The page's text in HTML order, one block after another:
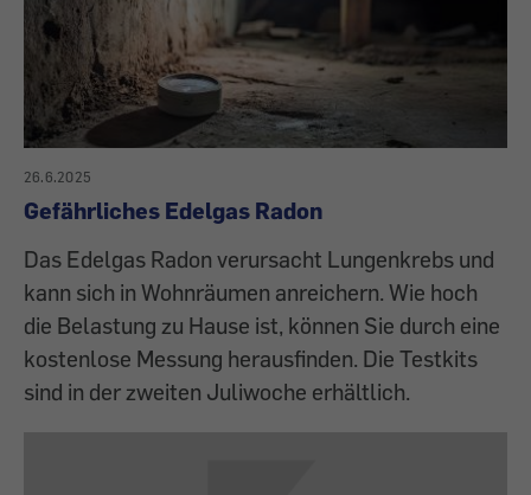
26.6.2025
Gefährliches Edelgas Radon
Das Edelgas Radon verursacht Lungenkrebs und
kann sich in Wohnräumen anreichern. Wie hoch
die Belastung zu Hause ist, können Sie durch eine
kostenlose Messung herausfinden. Die Testkits
sind in der zweiten Juliwoche erhältlich.